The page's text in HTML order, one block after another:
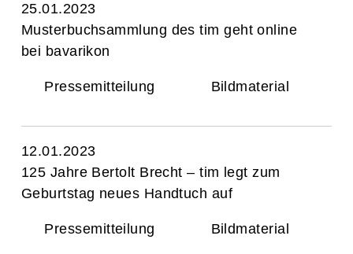
25.01.2023
Musterbuchsammlung des tim geht online
bei bavarikon
Pressemitteilung Bildmaterial
12.01.2023
125 Jahre Bertolt Brecht – tim legt zum
Geburtstag neues Handtuch auf
Pressemitteilung Bildmaterial